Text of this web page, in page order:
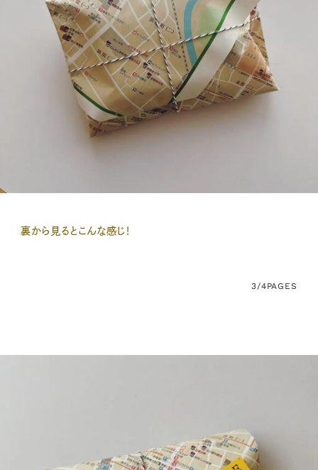
裏から見るとこんな感じ！
3/4PAGES